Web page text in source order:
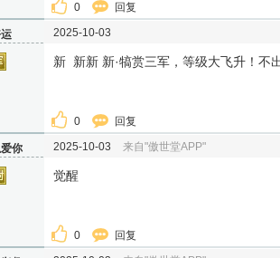
0 回复
2025-10-03
新 新新 新·犒赏三军，等级大飞升！不
0 回复
你 2025-10-03 来自"傲世堂APP"
觉醒
0 回复